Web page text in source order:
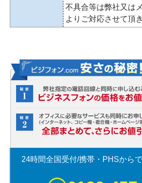
不具合等は弊社又は
よりご対応させて頂
24時間全国受付/携帯・PHSから